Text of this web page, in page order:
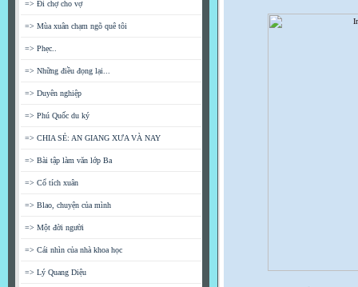
=> Đi chợ cho vợ
=> Mùa xuân chạm ngõ quê tôi
=> Phẹc..
=> Những điều đọng lại...
=> Duyên nghiệp
=> Phú Quốc du ký
=> CHIA SẺ: AN GIANG XƯA VÀ NAY
=> Bài tập làm văn lớp Ba
=> Cổ tích xuân
=> Blao, chuyện của mình
=> Một đời người
=> Cái nhìn của nhà khoa học
=> Lý Quang Diệu